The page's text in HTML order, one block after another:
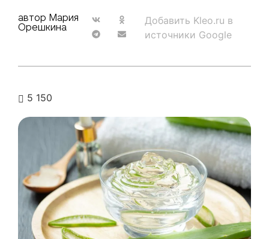
автор Мария
Орешкина
Добавить Kleo.ru в
источники Google
5 150